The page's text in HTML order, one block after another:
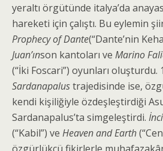
yeraltı örgütünde italya’da
hareketi için çalıştı. Bu eylemin
Prophecy of Dante(“Dante’nin
Juan’ınson kantoları ve Marino
(“İki Foscari”) oyunları oluşturdu.
Sardanapalustrajedisinde ise,
kendi kişiliğiyle özdeşleştirdiği
Sardanapalus’ta simgeleştirdi.
(“Kabil”) ve Heaven and Earth